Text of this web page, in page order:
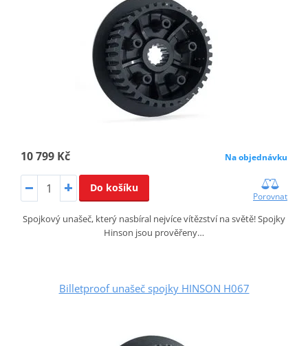
10 799 Kč Na objednávku
Do košíku
Porovnat
Spojkový unašeč, který nasbíral nejvíce vítězství na světě! Spojky
Hinson jsou prověřeny…
Billetproof unašeč spojky HINSON H067